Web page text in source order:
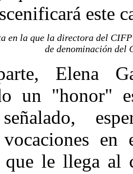
este
en la que la directora del CIFP
de denominación del
Elena
un "honor"
en
le llega al